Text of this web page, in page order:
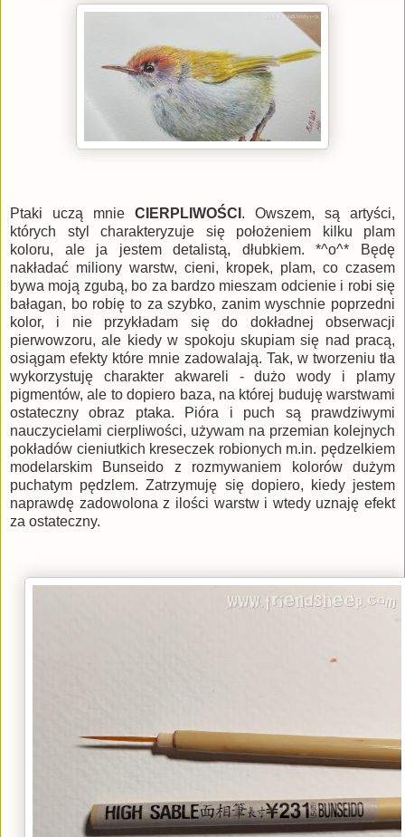
Ptaki uczą mnie CIERPLIWOŚCI . Owszem, są artyści,
których styl charakteryzuje się położeniem kilku plam
koloru, ale ja jestem detalistą, dłubkiem. *^o^* Będę
nakładać miliony warstw, cieni, kropek, plam, co czasem
bywa moją zgubą, bo za bardzo mieszam odcienie i robi się
bałagan, bo robię to za szybko, zanim wyschnie poprzedni
kolor, i nie przykładam się do dokładnej obserwacji
pierwowzoru, ale kiedy w spokoju skupiam się nad pracą,
osiągam efekty które mnie zadowalają. Tak, w tworzeniu tła
wykorzystuję charakter akwareli - dużo wody i plamy
pigmentów, ale to dopiero baza, na której buduję warstwami
ostateczny obraz ptaka. Pióra i puch są prawdziwymi
nauczycielami cierpliwości, używam na przemian kolejnych
pokładów cieniutkich kreseczek robionych m.in. pędzelkiem
modelarskim Bunseido z rozmywaniem kolorów dużym
puchatym pędzlem. Zatrzymuję się dopiero, kiedy jestem
naprawdę zadowolona z ilości warstw i wtedy uznaję efekt
za ostateczny.